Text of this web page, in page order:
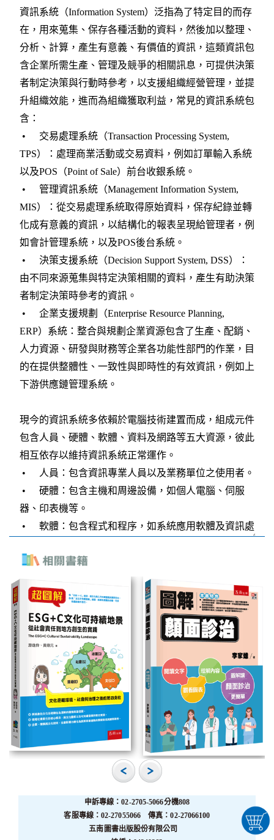
申訴專線：02-2705-5066分機808
客服專線：02-27055066 傳真：02-27066100
五南圖書出版股份有限公司